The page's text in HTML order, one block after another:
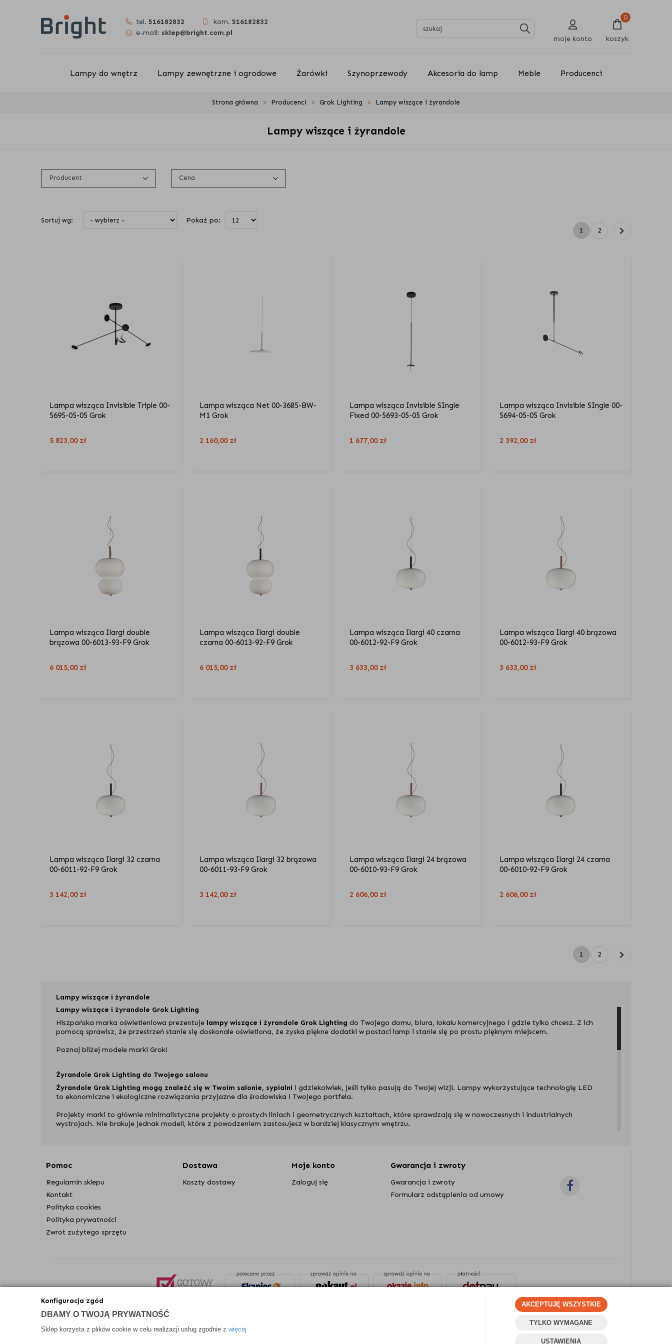
Konfiguracja zgód
DBAMY O TWOJĄ PRYWATNOŚĆ
Sklep korzysta z plików cookie w celu realizacji usług zgodnie z więcej
AKCEPTUJĘ WSZYSTKIE
TYLKO WYMAGANE
USTAWIENIA
tel. 516182832 kom. 516182832
e-mail: sklep@bright.com.pl
moje konto
0
koszyk
Lampy do wnętrz Lampy zewnętrzne i ogrodowe Żarówki Szynoprzewody Akcesoria do lamp Meble Producenci
Strona główna Producenci Grok Lighting Lampy wiszące i żyrandole
Lampy wiszące i żyrandole
Producent Cena
Sortuj wg:
Pokaż po:
1
2
Lampa wisząca Invisible Triple 00-
5695-05-05 Grok
5 823,00 zł
Lampa wisząca Net 00-3685-BW-
M1 Grok
2 160,00 zł
Lampa wisząca Invisible SIngle
Fixed 00-5693-05-05 Grok
1 677,00 zł
Lampa wisząca Invisible SIngle 00-
5694-05-05 Grok
2 392,00 zł
Lampa wisząca Ilargi double
brązowa 00-6013-93-F9 Grok
6 015,00 zł
Lampa wisząca Ilargi double
czarna 00-6013-92-F9 Grok
6 015,00 zł
Lampa wisząca Ilargi 40 czarna
00-6012-92-F9 Grok
3 633,00 zł
Lampa wisząca Ilargi 40 brązowa
00-6012-93-F9 Grok
3 633,00 zł
Lampa wisząca Ilargi 32 czarna
00-6011-92-F9 Grok
3 142,00 zł
Lampa wisząca Ilargi 32 brązowa
00-6011-93-F9 Grok
3 142,00 zł
Lampa wisząca Ilargi 24 brązowa
00-6010-93-F9 Grok
2 606,00 zł
Lampa wisząca Ilargi 24 czarna
00-6010-92-F9 Grok
2 606,00 zł
1 2
Lampy wiszące i żyrandole
Lampy wiszące i żyrandole Grok Lighting
Hiszpańska marka oświetleniowa prezentuje lampy wiszące i żyrandole Grok Lighting do Twojego domu, biura, lokalu komercyjnego i gdzie tylko chcesz. Z ich
pomocą sprawisz, że przestrzeń stanie się doskonale oświetlona, że zyska piękne dodatki w postaci lamp i stanie się po prostu pięknym miejscem.
Poznaj bliżej modele marki Grok!
Żyrandole Grok Lighting do Twojego salonu
Żyrandole Grok Lighting mogą znaleźć się w Twoim salonie, sypialni i gdziekolwiek, jeśli tylko pasują do Twojej wizji. Lampy wykorzystujące technologię LED
to ekonomiczne i ekologiczne rozwiązania przyjazne dla środowiska i Twojego portfela.
Projekty marki to głównie minimalistyczne projekty o prostych liniach i geometrycznych kształtach, które sprawdzają się w nowoczesnych i industrialnych
wystrojach. Nie brakuje jednak modeli, które z powodzeniem zastosujesz w bardziej klasycznym wnętrzu.
Są też utrzymane
, dzięki czemu są uniwersalne i pasują do wnętrza niezależnie od zastanego wyposażenia. Stanowią integralny
element wnętrza, w którym się pojawią. Dopasowują się do otoczenia i są świetnym dodatkiem do wystroju.
Projektanci zadbali o subtelne dekoracje, dzięki którym lampy zyskują własny indywidualny charakter.
Dzięki ozdobnym detalom lampy Grok Lighting są jedyne w swoim rodzaju, ale nadal pozostają neutralnym i uniwersalnym uzupełnieniem większości wnętrz.
Lampa wisząca z kolekcji Invisible Tripleto wyjątkowy model o industrialnym i odważnym designie. Stanowi niewątpliwą ozdobę wnętrza i ukazuje Cię
jako osobę, która nie boi się eksperymentów z formą.
Kolekcja Ilargi nawiązuje do tradycyjnych rozwiązań wzorniczych.
to lampa z pojedynczym kloszem z metalu, szkła i
drewna to wyjątkowe detal do wnętrza. Sprawi, że pomieszczenie staje się przytulne i sprzyja relaksowi.
Jeśli szukasz lamp, które spełniają funkcję użytkową, a wyrazistość stawiasz na drugim miejscu, sprawdź kolekcję Candle.
Lampa wisząca wpuszczana
Pomoc
Regulamin sklepu
Kontakt
Polityka cookies
Polityka prywatności
Zwrot zużytego sprzętu
Dostawa
Koszty dostawy
Moje konto
Zaloguj się
Gwarancja i zwroty
Gwarancja i zwroty
Formularz odstąpienia od umowy
2020 © Wszelkie Prawa Zastrzeżone